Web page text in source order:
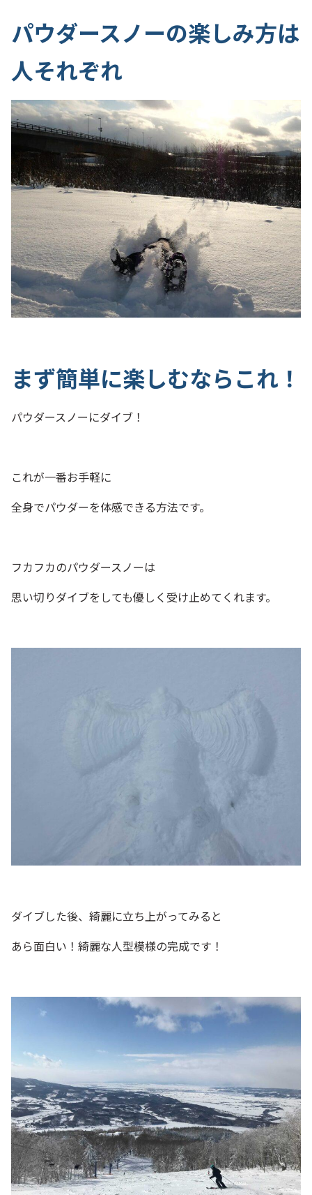
パウダースノーの楽しみ方は
人それぞれ
まず簡単に楽しむならこれ！
パウダースノーにダイブ！
これが一番お手軽に
全身でパウダーを体感できる方法です。
フカフカのパウダースノーは
思い切りダイブをしても優しく受け止めてくれます。
ダイブした後、綺麗に立ち上がってみると
あら面白い！綺麗な人型模様の完成です！